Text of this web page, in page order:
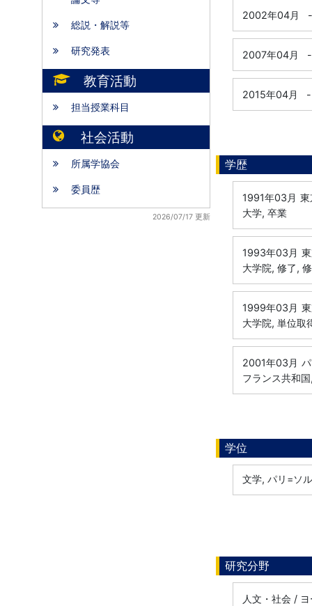
総説・解説等
研究発表
教育活動
担当授業科目
社会活動
所属学協会
委員歴
2026/07/17 更新
2002年04月 -
2007年04月 -
2015年04月 -
学歴
1991年03月 東
大学, 卒業
1993年03月
大学院, 修了,
1999年03月
大学院, 単位取
2001年03月
フランス共和
学位
文学, パリ=ソ
研究分野
人文・社会 /